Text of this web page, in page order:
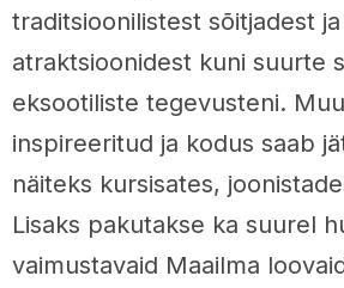
traditsioonilistest sõitjadest
atraktsioonidest kuni suurte
eksootiliste tegevusteni.
inspireeritud ja kodus saab
näiteks kursisates,
Lisaks pakutakse ka suurel
vaimustavaid Maailma